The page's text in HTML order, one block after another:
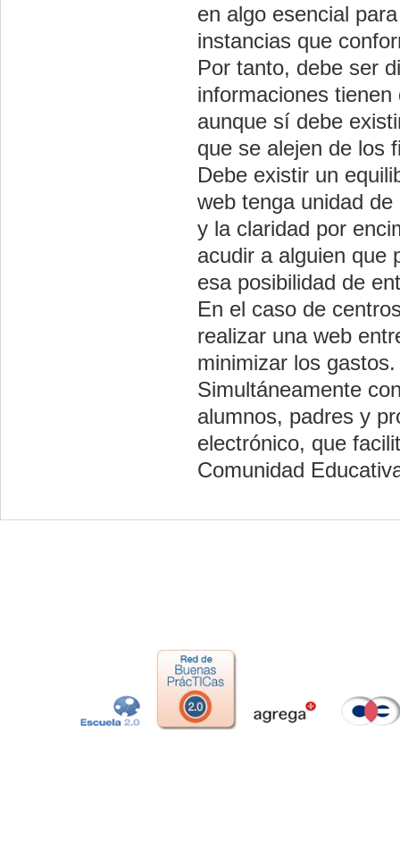
en algo esencial
instancias que
Por tanto, debe ser
informaciones
aunque sí debe
que se alejen de los
Debe existir un
web tenga unidad
y la claridad por
acudir a alguien que
esa posibilidad de
En el caso de
realizar una web
minimizar los gastos.
Simultáneamente
alumnos, padres y
electrónico, que
Comunidad